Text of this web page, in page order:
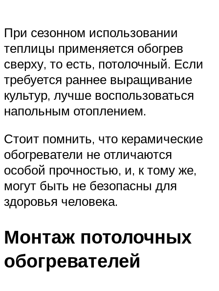
При сезонном использовании
теплицы применяется обогрев
сверху, то есть, потолочный. Если
требуется раннее выращивание
культур, лучше воспользоваться
напольным отоплением.
Стоит помнить, что керамические
обогреватели не отличаются
особой прочностью, и, к тому же,
могут быть не безопасны для
здоровья человека.
Монтаж потолочных
обогревателей